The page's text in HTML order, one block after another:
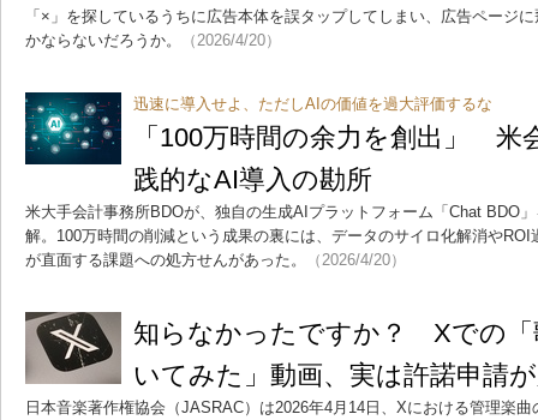
「×」を探しているうちに広告本体を誤タップしてしまい、広告ページ
かならないだろうか。
（2026/4/20）
迅速に導入せよ、ただしAIの価値を過大評価するな
「100万時間の余力を創出」 米
践的なAI導入の勘所
米大手会計事務所BDOが、独自の生成AIプラットフォーム「Chat BDO
解。100万時間の削減という成果の裏には、データのサイロ化解消や
が直面する課題への処方せんがあった。
（2026/4/20）
知らなかったですか？ Xでの「
いてみた」動画、実は許諾申請
日本音楽著作権協会（JASRAC）は2026年4月14日、Xにおける管理楽